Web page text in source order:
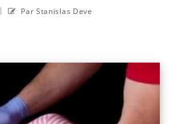
| Par Stanislas Deve